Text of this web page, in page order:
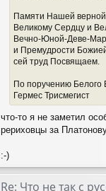
Памяти Нашей
Великому Сердцу и
Вечно-Юной-Деве-
и Премудрости
сей труд Посвящаем.
По поручению Белого
Гермес Трисмегист
что-то я не заметил
рериховцы за
:-)
Re: Что не так с